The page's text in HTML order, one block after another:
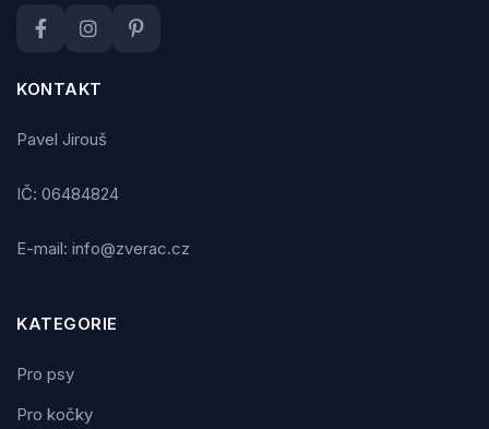
KONTAKT
Pavel Jirouš
IČ: 06484824
E-mail: info@zverac.cz
KATEGORIE
Pro psy
Pro kočky